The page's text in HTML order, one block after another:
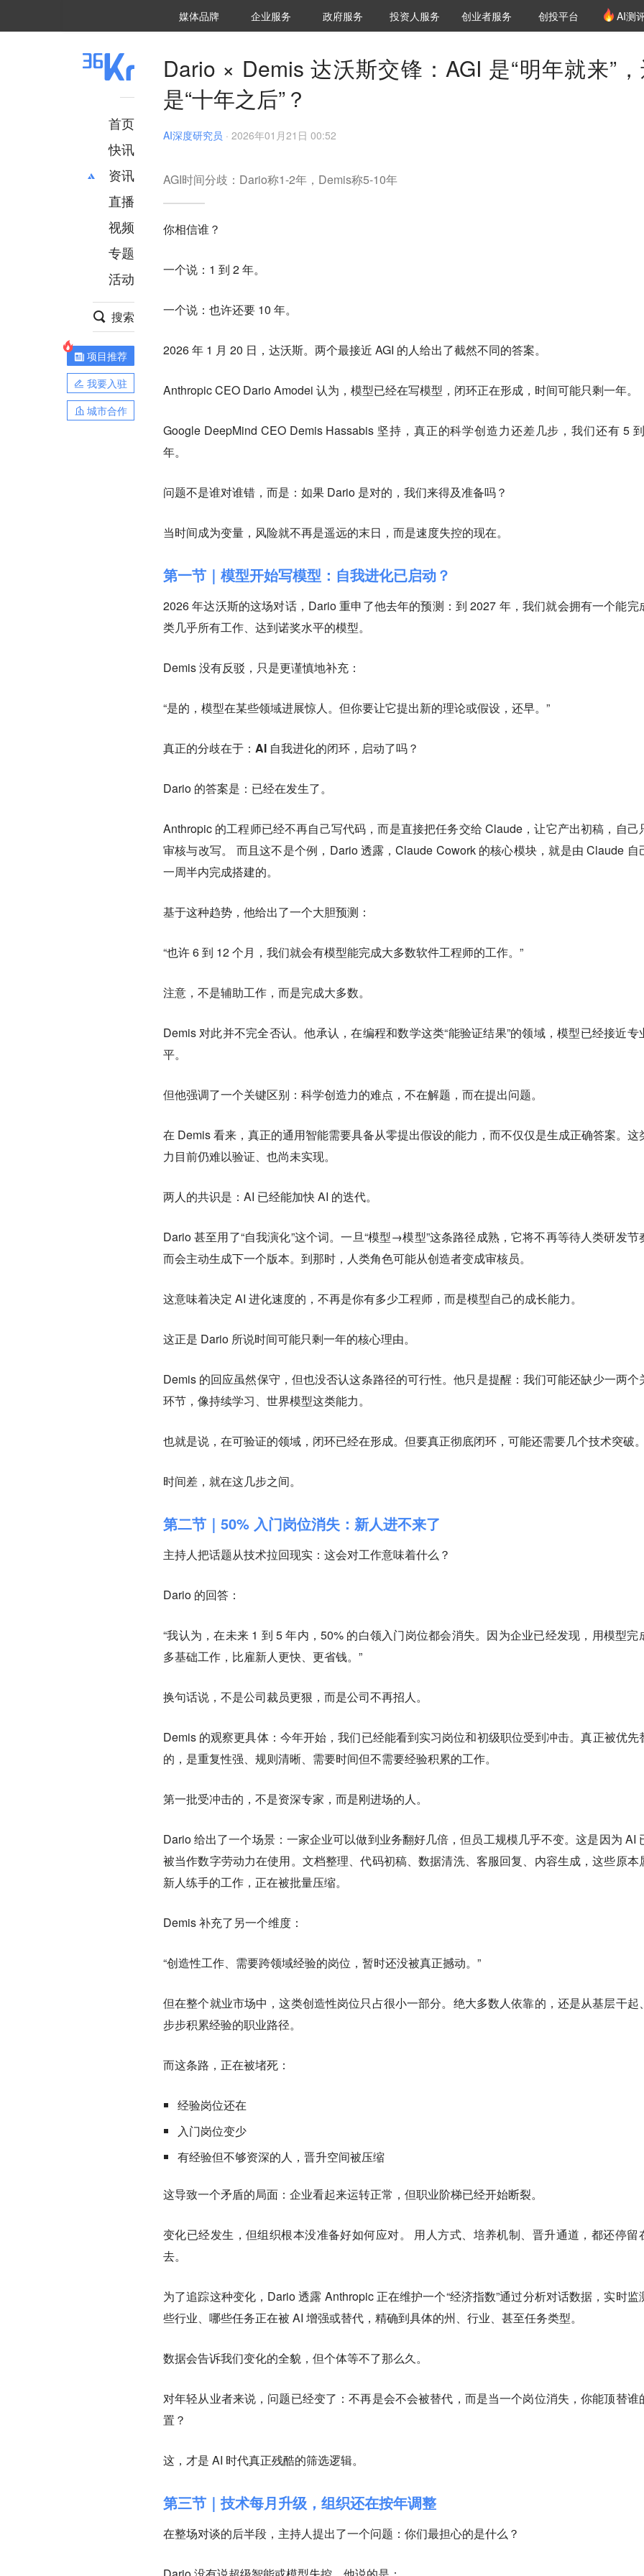
媒体品牌 36Kr研究院
企业服务 城市之窗
政府服务 VClub投资机构库
投资机构职位推介
投资人服务 创投氪堂
创业者服务 创投平台 AI测
首页
快讯
资讯
推荐
财经
项目推荐
安徽
直播
视频
专题
活动
搜索
项目推荐
我要入驻
城市合作
Dario × Demis 达沃斯交锋：AGI 是“明年就来”
是“十年之后”？
AI深度研究员 · 2026年01月21日 00:52
AGI时间分歧：Dario称1-2年，Demis称5-10年
你相信谁？
一个说：1 到 2 年。
一个说：也许还要 10 年。
2026 年 1 月 20 日，达沃斯。两个最接近 AGI 的人给出了截然不同的答案。
Anthropic CEO Dario Amodei 认为，模型已经在写模型，闭环正在形成，时间可能只剩一年。
Google DeepMind CEO Demis Hassabis 坚持，真正的科学创造力还差几步，我们还有 5
年。
问题不是谁对谁错，而是：如果 Dario 是对的，我们来得及准备吗？
当时间成为变量，风险就不再是遥远的末日，而是速度失控的现在。
第一节｜模型开始写模型：自我进化已启动？
2026 年达沃斯的这场对话，Dario 重申了他去年的预测：到 2027 年，我们就会拥有一个能完
类几乎所有工作、达到诺奖水平的模型。
Demis 没有反驳，只是更谨慎地补充：
“是的，模型在某些领域进展惊人。但你要让它提出新的理论或假设，还早。”
真正的分歧在于： AI 自我进化的闭环，启动了吗？
Dario 的答案是：已经在发生了。
Anthropic 的工程师已经不再自己写代码，而是直接把任务交给 Claude，让它产出初稿，自己
审核与改写。 而且这不是个例，Dario 透露，Claude Cowork 的核心模块，就是由 Claude 自
一周半内完成搭建的。
基于这种趋势，他给出了一个大胆预测：
“也许 6 到 12 个月，我们就会有模型能完成大多数软件工程师的工作。”
注意，不是辅助工作，而是完成大多数。
Demis 对此并不完全否认。他承认，在编程和数学这类“能验证结果”的领域，模型已经接近专
平。
但他强调了一个关键区别：科学创造力的难点，不在解题，而在提出问题。
在 Demis 看来，真正的通用智能需要具备从零提出假设的能力，而不仅仅是生成正确答案。这
力目前仍难以验证、也尚未实现。
两人的共识是：AI 已经能加快 AI 的迭代。
Dario 甚至用了“自我演化”这个词。一旦“模型→模型”这条路径成熟，它将不再等待人类研发节
而会主动生成下一个版本。到那时，人类角色可能从创造者变成审核员。
这意味着决定 AI 进化速度的，不再是你有多少工程师，而是模型自己的成长能力。
这正是 Dario 所说时间可能只剩一年的核心理由。
Demis 的回应虽然保守，但也没否认这条路径的可行性。他只是提醒：我们可能还缺少一两个
环节，像持续学习、世界模型这类能力。
也就是说，在可验证的领域，闭环已经在形成。但要真正彻底闭环，可能还需要几个技术突破
时间差，就在这几步之间。
第二节｜50% 入门岗位消失：新人进不来了
主持人把话题从技术拉回现实：这会对工作意味着什么？
Dario 的回答：
“我认为，在未来 1 到 5 年内，50% 的白领入门岗位都会消失。因为企业已经发现，用模型完
多基础工作，比雇新人更快、更省钱。”
换句话说，不是公司裁员更狠，而是公司不再招人。
Demis 的观察更具体：今年开始，我们已经能看到实习岗位和初级职位受到冲击。真正被优先
的，是重复性强、规则清晰、需要时间但不需要经验积累的工作。
第一批受冲击的，不是资深专家，而是刚进场的人。
Dario 给出了一个场景：一家企业可以做到业务翻好几倍，但员工规模几乎不变。这是因为 AI
被当作数字劳动力在使用。文档整理、代码初稿、数据清洗、客服回复、内容生成，这些原本
新人练手的工作，正在被批量压缩。
Demis 补充了另一个维度：
“创造性工作、需要跨领域经验的岗位，暂时还没被真正撼动。”
但在整个就业市场中，这类创造性岗位只占很小一部分。绝大多数人依靠的，还是从基层干起
步步积累经验的职业路径。
而这条路，正在被堵死：
经验岗位还在
入门岗位变少
有经验但不够资深的人，晋升空间被压缩
这导致一个矛盾的局面：企业看起来运转正常，但职业阶梯已经开始断裂。
变化已经发生，但组织根本没准备好如何应对。 用人方式、培养机制、晋升通道，都还停留
去。
为了追踪这种变化，Dario 透露 Anthropic 正在维护一个“经济指数”通过分析对话数据，实时监
些行业、哪些任务正在被 AI 增强或替代，精确到具体的州、行业、甚至任务类型。
数据会告诉我们变化的全貌，但个体等不了那么久。
对年轻从业者来说，问题已经变了：不再是会不会被替代，而是当一个岗位消失，你能顶替谁
置？
这，才是 AI 时代真正残酷的筛选逻辑。
第三节｜技术每月升级，组织还在按年调整
在整场对谈的后半段，主持人提出了一个问题：你们最担心的是什么？